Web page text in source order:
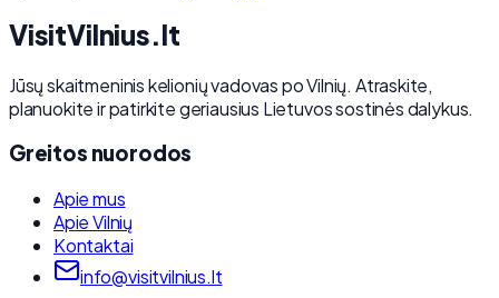
VisitVilnius.lt
Jūsų skaitmeninis kelionių vadovas po Vilnių. Atraskite,
planuokite ir patirkite geriausius Lietuvos sostinės dalykus.
Greitos nuorodos
Apie mus
Apie Vilnių
Kontaktai
info@visitvilnius.lt